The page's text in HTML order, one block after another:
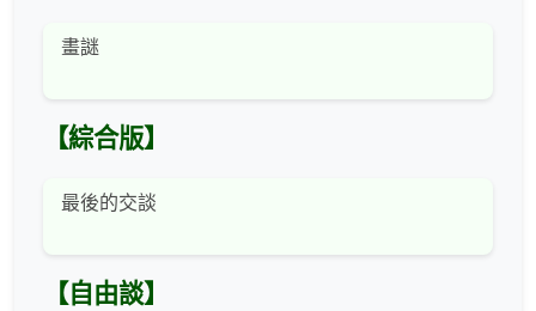
畫謎
【綜合版】
最後的交談
【自由談】